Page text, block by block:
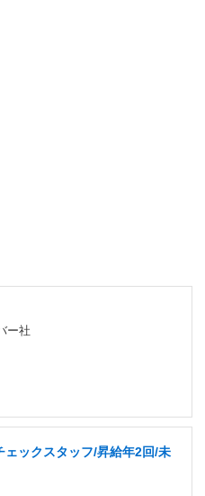
ー社
ックスタッフ/昇給年2回/未